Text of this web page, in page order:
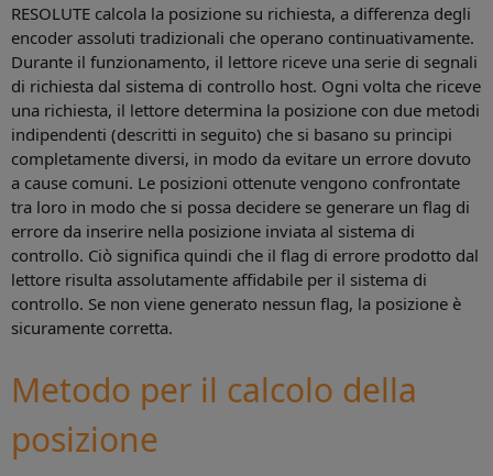
RESOLUTE calcola la posizione su richiesta, a differenza degli
encoder assoluti tradizionali che operano continuativamente.
Durante il funzionamento, il lettore riceve una serie di segnali
di richiesta dal sistema di controllo host. Ogni volta che riceve
una richiesta, il lettore determina la posizione con due metodi
indipendenti (descritti in seguito) che si basano su principi
completamente diversi, in modo da evitare un errore dovuto
a cause comuni. Le posizioni ottenute vengono confrontate
tra loro in modo che si possa decidere se generare un flag di
errore da inserire nella posizione inviata al sistema di
controllo. Ciò significa quindi che il flag di errore prodotto dal
lettore risulta assolutamente affidabile per il sistema di
controllo. Se non viene generato nessun flag, la posizione è
sicuramente corretta.
Metodo per il calcolo della
posizione